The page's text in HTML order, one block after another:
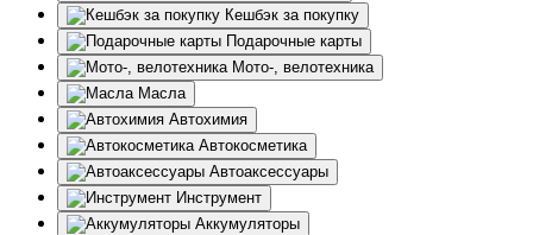
Кешбэк за покупку
Подарочные карты
Мото-, велотехника
Масла
Автохимия
Автокосметика
Автоаксессуары
Инструмент
Аккумуляторы